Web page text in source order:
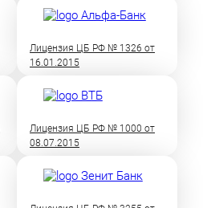
Лицензия ЦБ РФ № 1326 от
16.01.2015
Лицензия ЦБ РФ № 1000 от
08.07.2015